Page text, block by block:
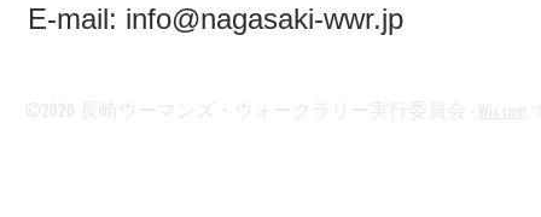
E-mail: info@nagasaki-wwr.jp